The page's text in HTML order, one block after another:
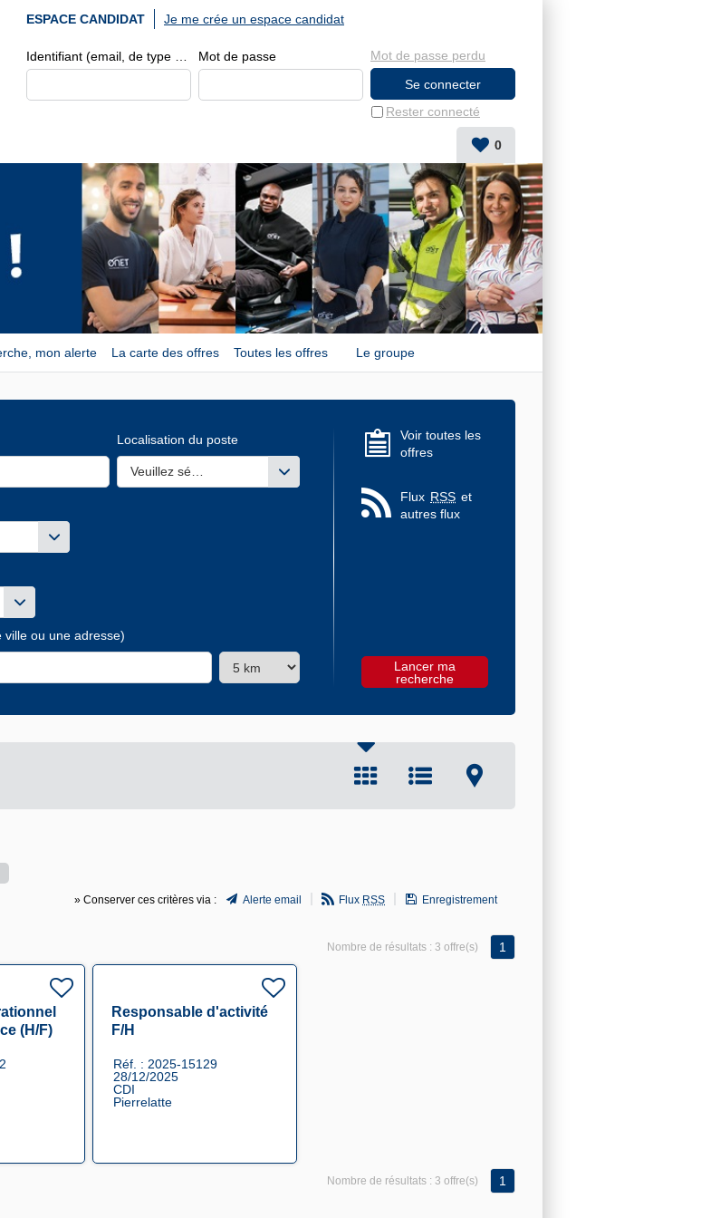
ESPACE CANDIDAT
Mot de passe
Rester connecté
Mot de passe perdu
Je me crée un espace candidat
0
mon alerte La carte des offres Toutes les offres Le groupe
Localisation du poste
Veuillez sélectionner une ou des valeurs
une ou des valeurs
ville ou une adresse)
Voir toutes les
offres
Flux RSS et
autres flux
» Conserver ces critères via : Alerte email Flux RSS Enregistrement
Nombre de résultats : 3 offre(s) 1
(H/F)
Responsable d'activité
F/H
Réf. : 2025-15129
28/12/2025
CDI
Pierrelatte
Nombre de résultats : 3 offre(s) 1